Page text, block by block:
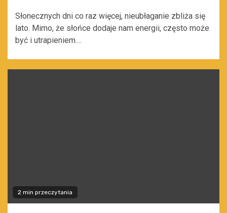
Słonecznych dni co raz więcej, nieubłaganie zbliża się
lato. Mimo, że słońce dodaje nam energii, często może
być i utrapieniem....
2 min przeczytania